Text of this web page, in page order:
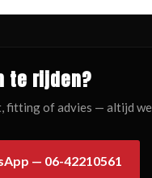
te rijden?
fitting of advies — altijd
— 06-42210561